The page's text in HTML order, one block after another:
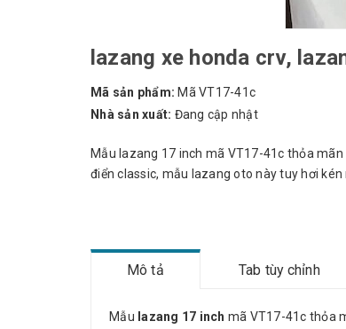
lazang xe honda crv,
Mã sản phẩm: Mã VT17-41c
Nhà sản xuất: Đang cập nhật
Mẫu lazang 17 inch mã VT17-41c thỏa
điển classic, mẫu lazang oto này tuy hơi kén
Mô tả Tab tùy chỉnh
Mẫu lazang 17 inch mã VT17-41c thỏa